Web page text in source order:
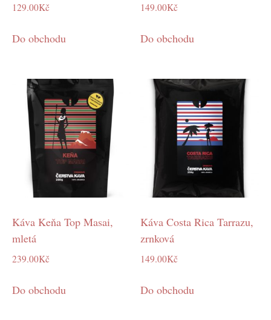
129.00Kč
Do obchodu
149.00Kč
Do obchodu
Káva Keňa Top Masai,
mletá
239.00Kč
Do obchodu
Káva Costa Rica Tarrazu,
zrnková
149.00Kč
Do obchodu